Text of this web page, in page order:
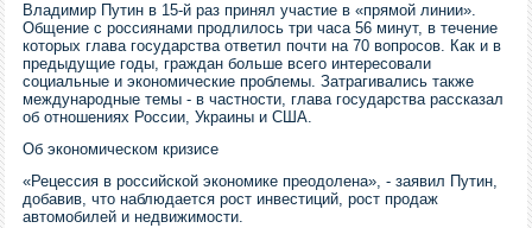
Владимир Путин в 15-й раз принял участие в «прямой линии».
Общение с россиянами продлилось три часа 56 минут, в течение
которых глава государства ответил почти на 70 вопросов. Как и в
предыдущие годы, граждан больше всего интересовали
социальные и экономические проблемы. Затрагивались также
международные темы - в частности, глава государства рассказал
об отношениях России, Украины и США.
Об экономическом кризисе
«Рецессия в российской экономике преодолена», - заявил Путин,
добавив, что наблюдается рост инвестиций, рост продаж
автомобилей и недвижимости.